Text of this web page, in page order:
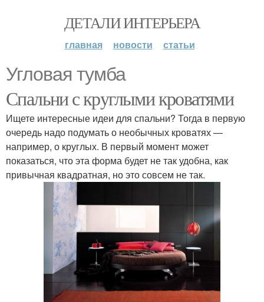
ДЕТАЛИ ИНТЕРЬЕРА
главная новости статьи
Угловая тумба
Спальни с круглыми кроватями
Ищете интересные идеи для спальни? Тогда в первую
очередь надо подумать о необычных кроватях —
например, о круглых. В первый момент может
показаться, что эта форма будет не так удобна, как
привычная квадратная, но это совсем не так.